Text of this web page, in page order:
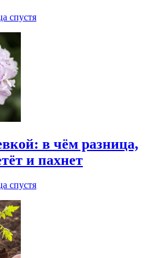
спустя
в чём разница,
и пахнет
спустя